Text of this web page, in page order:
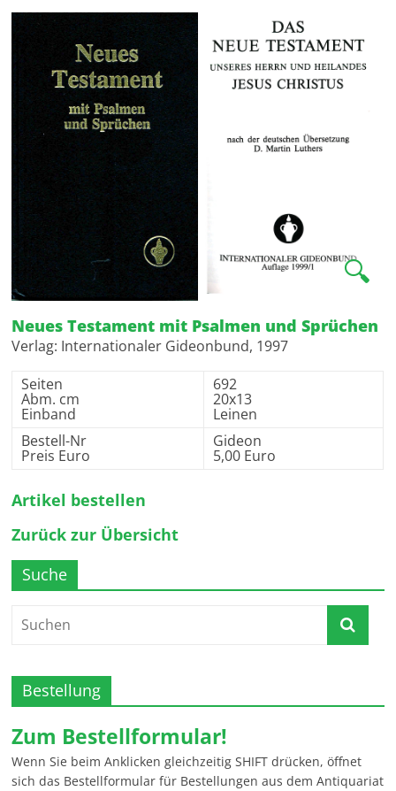
🔍
Neues Testament mit Psalmen und Sprüchen
Verlag: Internationaler Gideonbund, 1997
Seiten
Abm. cm
Einband
692
20x13
Leinen
Bestell-Nr
Preis Euro
Gideon
5,00 Euro
Artikel bestellen
Zurück zur Übersicht
Suche
Bestellung
Zum Bestellformular!
Wenn Sie beim Anklicken gleichzeitig SHIFT drücken, öffnet
sich das Bestellformular für Bestellungen aus dem Antiquariat